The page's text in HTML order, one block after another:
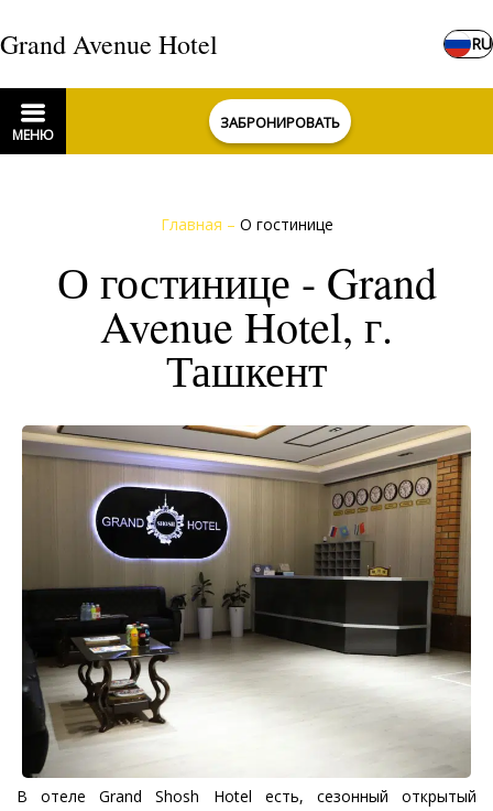
Grand Avenue Hotel RU
МЕНЮ
ЗАБРОНИРОВАТЬ
Главная – О гостинице
О гостинице - Grand
Avenue Hotel, г.
Ташкент
В отеле Grand Shosh Hotel есть, сезонный открытый